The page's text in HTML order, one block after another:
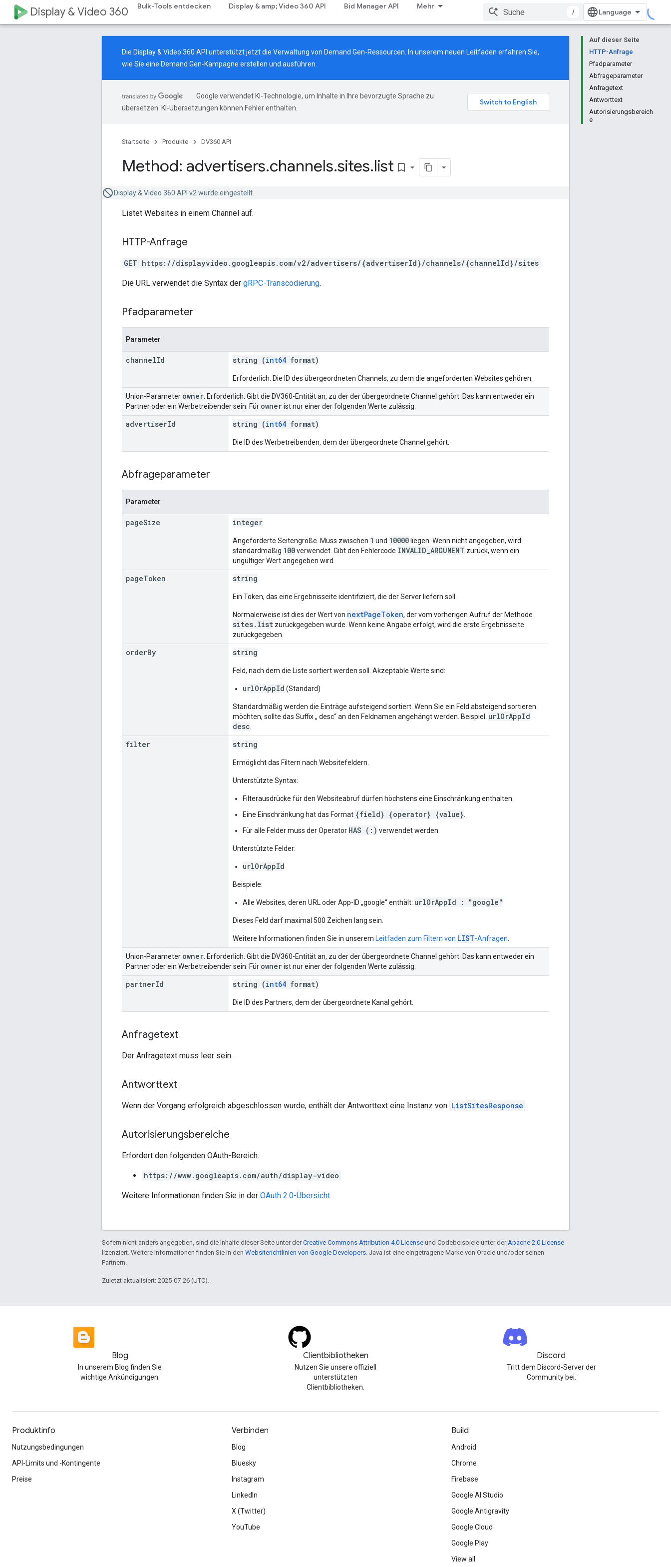
Display & Video 360 Bulk-Tools entdecken Display & amp; Video 360 API Bid Manager API Mehr
/
Auf dieser Seite
HTTP-Anfrage
Pfadparameter
Abfrageparameter
Anfragetext
Antworttext
Autorisierungsbereich
e
Die Display & Video 360 API unterstützt jetzt die Verwaltung von Demand Gen-Ressourcen. In unserem neuen Leitfaden erfahren Sie,
wie Sie eine Demand Gen-Kampagne erstellen und ausführen.
Google verwendet KI-Technologie, um Inhalte in Ihre bevorzugte Sprache zu
übersetzen. KI-Übersetzungen können Fehler enthalten.
Startseite Produkte DV360 API
Method: advertisers.channels.sites.list bookmark_border
Display & Video 360 API v2 wurde eingestellt.
Listet Websites in einem Channel auf.
HTTP-Anfrage
GET https://displayvideo.googleapis.com/v2/advertisers/{advertiserId}/channels/{channelId}/sites
Die URL verwendet die Syntax der gRPC-Transcodierung.
Pfadparameter
Parameter
channelId string (int64 format)
Erforderlich. Die ID des übergeordneten Channels, zu dem die angeforderten Websites gehören.
Union-Parameter owner . Erforderlich. Gibt die DV360-Entität an, zu der der übergeordnete Channel gehört. Das kann entweder ein
Partner oder ein Werbetreibender sein. Für ownerist nur einer der folgenden Werte zulässig:
advertiserId string (int64 format)
Die ID des Werbetreibenden, dem der übergeordnete Channel gehört.
Abfrageparameter
Parameter
pageSize integer
Angeforderte Seitengröße. Muss zwischen 1 und 10000 liegen. Wenn nicht angegeben, wird
standardmäßig 100verwendet. Gibt den Fehlercode INVALID_ARGUMENT zurück, wenn ein
ungültiger Wert angegeben wird.
pageToken string
Ein Token, das eine Ergebnisseite identifiziert, die der Server liefern soll.
Normalerweise ist dies der Wert von nextPageToken, der vom vorherigen Aufruf der Methode
sites.list zurückgegeben wurde. Wenn keine Angabe erfolgt, wird die erste Ergebnisseite
zurückgegeben.
orderBy string
Feld, nach dem die Liste sortiert werden soll. Akzeptable Werte sind:
urlOrAppId (Standard)
Standardmäßig werden die Einträge aufsteigend sortiert. Wenn Sie ein Feld absteigend sortieren
möchten, sollte das Suffix „ desc“ an den Feldnamen angehängt werden. Beispiel: urlOrAppId
desc
filter string
Ermöglicht das Filtern nach Websitefeldern.
Unterstützte Syntax:
Filterausdrücke für den Websiteabruf dürfen höchstens eine Einschränkung enthalten.
Eine Einschränkung hat das Format {field} {operator} {value}
Für alle Felder muss der Operator HAS (:) verwendet werden.
Unterstützte Felder:
urlOrAppId
Beispiele:
Alle Websites, deren URL oder App-ID „google“ enthält: urlOrAppId : "google"
Dieses Feld darf maximal 500 Zeichen lang sein.
Weitere Informationen finden Sie in unserem Leitfaden zum Filtern von LIST-Anfragen
Union-Parameter owner . Erforderlich. Gibt die DV360-Entität an, zu der der übergeordnete Channel gehört. Das kann entweder ein
Partner oder ein Werbetreibender sein. Für ownerist nur einer der folgenden Werte zulässig:
partnerId string (int64 format)
Die ID des Partners, dem der übergeordnete Kanal gehört.
Anfragetext
Der Anfragetext muss leer sein.
Antworttext
Wenn der Vorgang erfolgreich abgeschlossen wurde, enthält der Antworttext eine Instanz von ListSitesResponse .
Autorisierungsbereiche
Erfordert den folgenden OAuth-Bereich:
https://www.googleapis.com/auth/display-video
Weitere Informationen finden Sie in der OAuth 2.0-Übersicht.
Sofern nicht anders angegeben, sind die Inhalte dieser Seite unter derCreative Commons Attribution 4.0 License und Codebeispiele unter der Apache 2.0 License
lizenziert. Weitere Informationen finden Sie in den Websiterichtlinien von Google Developers . Java ist eine eingetragene Marke von Oracle und/oder seinen
Partnern.
Zuletzt aktualisiert: 2025-07-26 (UTC).
Blog
In unserem Blog finden Sie
wichtige Ankündigungen.
Clientbibliotheken
Nutzen Sie unsere offiziell
unterstützten
Clientbibliotheken.
Discord
Tritt dem Discord-Server der
Community bei.
Produktinfo
Nutzungsbedingungen
API-Limits und -Kontingente
Preise
Verbinden
Blog
Bluesky
Instagram
LinkedIn
X (Twitter)
YouTube
Build
Android
Chrome
Firebase
Google AI Studio
Google Antigravity
Google Cloud
Google Play
View all